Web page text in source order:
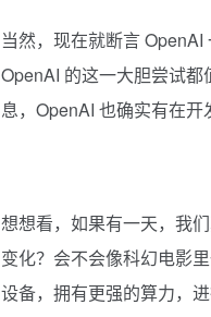
当然，现在就断言
OpenAI 的这一大胆尝试
息，OpenAI 也确实有在开
想想看，如果有一天，我
变化？会不会像科幻电影
设备，拥有更强的算力，